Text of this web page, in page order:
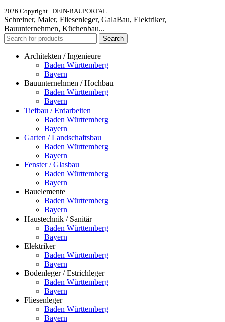
2026 Copyright DEIN-BAUPORTAL
Schreiner, Maler, Fliesenleger, GalaBau, Elektriker,
Bauunternehmen, Küchenbau...
Search
Architekten / Ingenieure
Baden Württemberg
Bayern
Bauunternehmen / Hochbau
Baden Württemberg
Bayern
Tiefbau / Erdarbeiten
Baden Württemberg
Bayern
Garten / Landschaftsbau
Baden Württemberg
Bayern
Fenster / Glasbau
Baden Württemberg
Bayern
Bauelemente
Baden Württemberg
Bayern
Haustechnik / Sanitär
Baden Württemberg
Bayern
Elektriker
Baden Württemberg
Bayern
Bodenleger / Estrichleger
Baden Württemberg
Bayern
Fliesenleger
Baden Württemberg
Bayern